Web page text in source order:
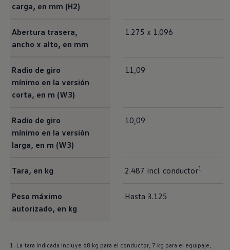
carga, en mm (H2)
Abertura trasera,
ancho x alto, en mm
1.275 x 1.096
Radio de giro
mínimo en la versión
corta, en m (W3)
11,09
Radio de giro
mínimo en la versión
larga, en m (W3)
10,09
Tara, en kg 2.487 incl. conductor1
Peso máximo
autorizado, en kg
Hasta 3.125
1. La tara indicada incluye 68 kg para el conductor, 7 kg para el equipaje,